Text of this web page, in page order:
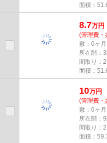
面積：
8.7万円
(管理費・
敷：0ヶ
所在階：
間取り：
面積：
10万円
(管理費・
敷：0ヶ
所在階：
間取り：
面積：